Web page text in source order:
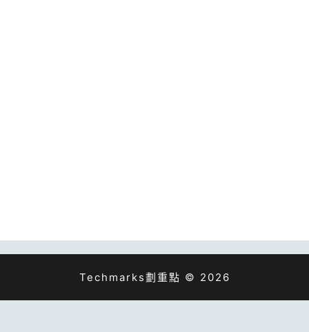
Techmarks劃重點 © 2026